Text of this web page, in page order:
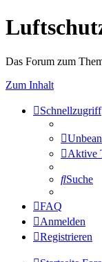
Das Forum zum
Zum Inhalt
Schnellzugriff
Aktive
Suche
FAQ
Anmelden
Registrieren